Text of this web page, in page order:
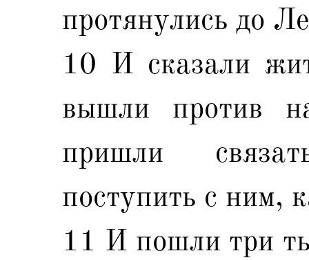
протянулись до
10 И сказали
вышли против
пришли
поступить с ним,
11 И пошли три